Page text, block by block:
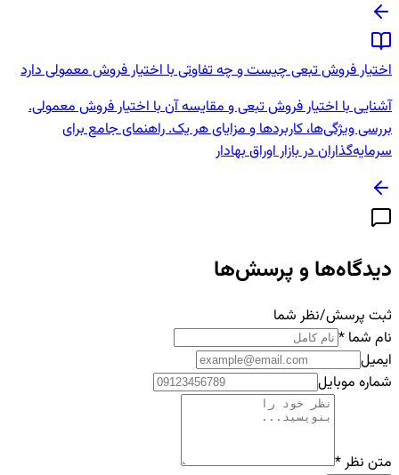
اختیار فروش تبعی چیست و چه تفاوتی با اختیار فروش معمولی دارد
آشنایی با اختیار فروش تبعی و مقایسه آن با اختیار فروش معمولی.
بررسی ویژگی‌ها، کاربردها و مزایای هر یک. راهنمای جامع برای
سرمایه‌گذاران در بازار اوراق بهادار
دیدگاه‌ها و پرسش‌ها
ثبت پرسش/نظر شما
نام شما *
ایمیل
شماره موبایل
متن نظر*